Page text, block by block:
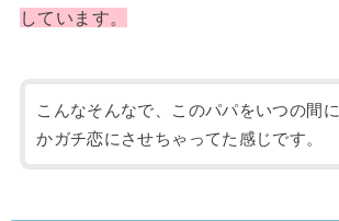
しています。
こんなそんなで、このパパをいつの間に
かガチ恋にさせちゃってた感じです。